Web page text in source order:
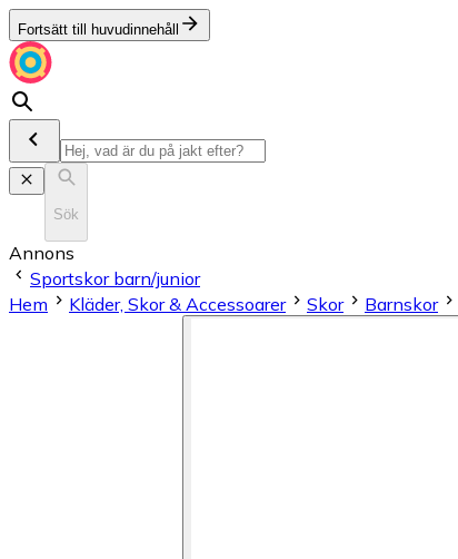
Fortsätt till huvudinnehåll
Sök
Annons
Sportskor barn/junior
Hem
Kläder, Skor & Accessoarer Skor Barnskor